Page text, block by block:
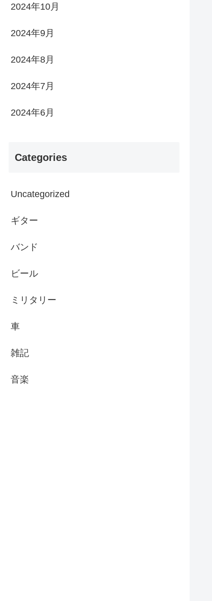
2024年10月
2024年9月
2024年8月
2024年7月
2024年6月
Categories
Uncategorized
ギター
バンド
ビール
ミリタリー
車
雑記
音楽